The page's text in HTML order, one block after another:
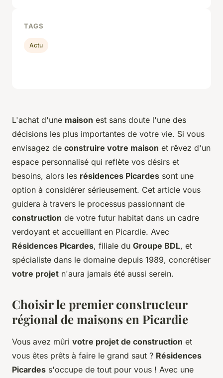
L'achat d'une maison est sans doute l'une des
décisions les plus importantes de votre vie. Si vous
envisagez de construire votre maison et rêvez d'un
espace personnalisé qui reflète vos désirs et
besoins, alors les résidences Picardes sont une
option à considérer sérieusement. Cet article vous
guidera à travers le processus passionnant de
construction de votre futur habitat dans un cadre
verdoyant et accueillant en Picardie. Avec
Résidences Picardes, filiale du Groupe BDL, et
spécialiste dans le domaine depuis 1989, concrétiser
votre projet n'aura jamais été aussi serein.
Choisir le premier constructeur
régional de maisons en Picardie
Vous avez mûri votre projet de construction et
vous êtes prêts à faire le grand saut ? Résidences
Picardes s'occupe de tout pour vous ! Avec une
TAGS
Actu